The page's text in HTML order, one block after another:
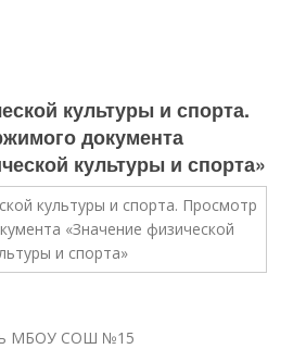
культуры и спорта.
документа
культуры и спорта»
МБОУ СОШ №15